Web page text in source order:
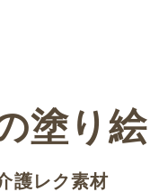
塗り
護レク素材